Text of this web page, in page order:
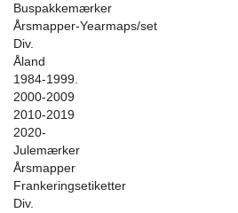
Buspakkemærker
Årsmapper-Yearmaps/set
Div.
Åland
1984-1999.
2000-2009
2010-2019
2020-
Julemærker
Årsmapper
Frankeringsetiketter
Div.